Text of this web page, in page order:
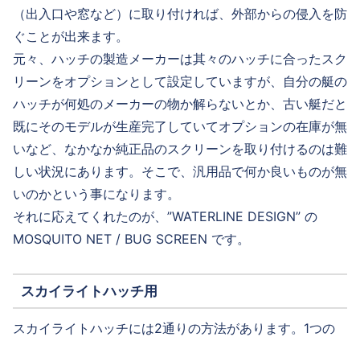
（出入口や窓など）に取り付ければ、外部からの侵入を防
ぐことが出来ます。
元々、ハッチの製造メーカーは其々のハッチに合ったスク
リーンをオプションとして設定していますが、自分の艇の
ハッチが何処のメーカーの物か解らないとか、古い艇だと
既にそのモデルが生産完了していてオプションの在庫が無
いなど、なかなか純正品のスクリーンを取り付けるのは難
しい状況にあります。そこで、汎用品で何か良いものが無
いのかという事になります。
それに応えてくれたのが、”WATERLINE DESIGN” の
MOSQUITO NET / BUG SCREEN です。
スカイライトハッチ用
スカイライトハッチには2通りの方法があります。1つの